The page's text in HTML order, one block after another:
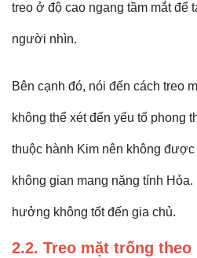
treo ở độ cao ngang tầm mắt để
người nhìn.
Bên cạnh đó, nói đến cách treo
không thể xét đến yếu tố phong
thuộc hành Kim nên không
không gian mang nặng tính
hưởng không tốt đến gia chủ.
2.2. Treo mặt trống